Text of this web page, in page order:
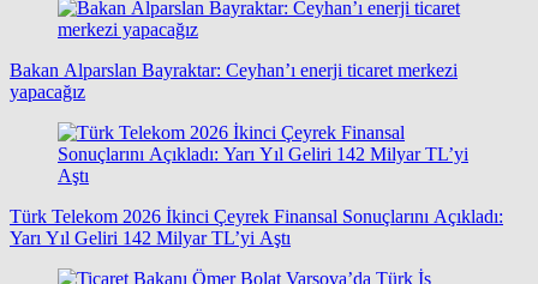
Bakan Alparslan Bayraktar: Ceyhan’ı enerji ticaret merkezi
yapacağız
Türk Telekom 2026 İkinci Çeyrek Finansal Sonuçlarını Açıkladı:
Yarı Yıl Geliri 142 Milyar TL’yi Aştı